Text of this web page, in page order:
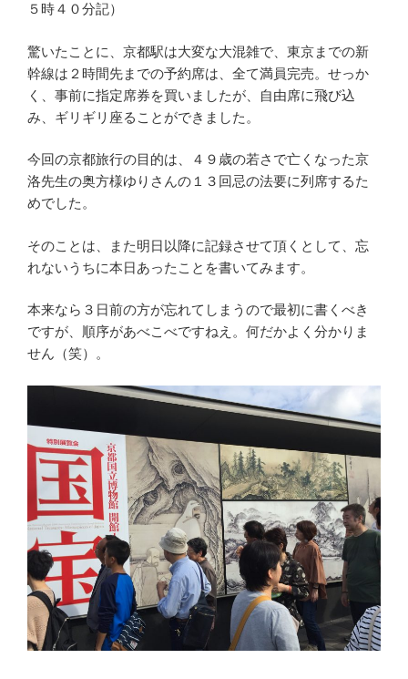
５時４０分記）
驚いたことに、京都駅は大変な大混雑で、東京までの新
幹線は２時間先までの予約席は、全て満員完売。せっか
く、事前に指定席券を買いましたが、自由席に飛び込
み、ギリギリ座ることができました。
今回の京都旅行の目的は、４９歳の若さで亡くなった京
洛先生の奥方様ゆりさんの１３回忌の法要に列席するた
めでした。
そのことは、また明日以降に記録させて頂くとして、忘
れないうちに本日あったことを書いてみます。
本来なら３日前の方が忘れてしまうので最初に書くべき
ですが、順序があべこべですねえ。何だかよく分かりま
せん（笑）。